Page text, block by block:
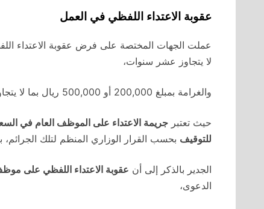
عقوبة الاعتداء اللفظي في العمل
عملت الجهات المختصة على فرض عقوبة الاعتداء
لا يتجاوز عشر سنوات،
والغرامة بمبلغ 200,000 أو 500,000 ريال بما لا يتجاوز 1,000,000 ريال.
حيث تعتبر جريمة الاعتداء على الموظف العام في
للتوقيف بحسب القرار الوزاري المنظم لتلك
الجدير بالذكر إلى أن عقوبة الاعتداء اللفظي على
الدعوى،